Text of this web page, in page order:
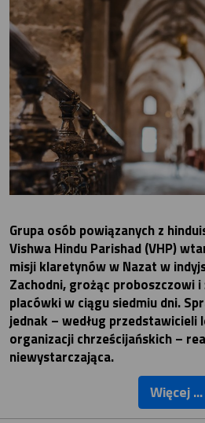
Grupa osób powiązanych z
Vishwa Hindu Parishad (VHP)
misji klaretynów w Nazat w
Zachodni, grożąc proboszczowi
placówki w ciągu siedmiu dni.
jednak – według przedstawicieli
organizacji chrześcijańskich –
niewystarczająca.
Więcej ...